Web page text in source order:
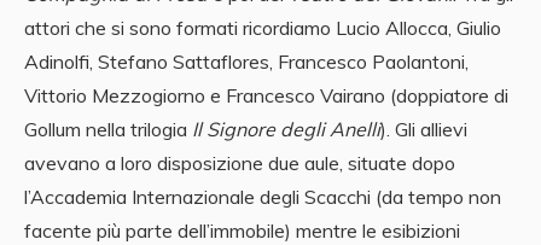
attori che si sono formati ricordiamo Lucio Allocca, Giulio
Adinolfi, Stefano Sattaflores, Francesco Paolantoni,
Vittorio Mezzogiorno e Francesco Vairano (doppiatore di
Gollum nella trilogia Il Signore degli Anelli). Gli allievi
avevano a loro disposizione due aule, situate dopo
l’Accademia Internazionale degli Scacchi (da tempo non
facente più parte dell’immobile) mentre le esibizioni